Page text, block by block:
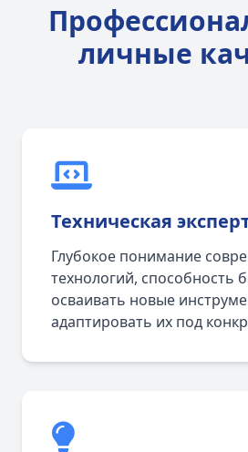
личные
Техническая
Глубокое понимание
технологий, способность
осваивать новые
адаптировать их под